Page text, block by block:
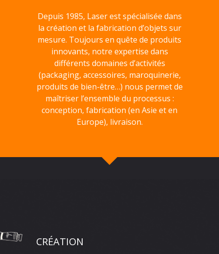
Depuis 1985, Laser est spécialisée dans
la création et la fabrication d’objets sur
mesure. Toujours en quête de produits
innovants, notre expertise dans
différents domaines d’activités
(packaging, accessoires, maroquinerie,
produits de bien-être…) nous permet de
maîtriser l’ensemble du processus :
conception, fabrication (en Asie et en
Europe), livraison.
CRÉATION